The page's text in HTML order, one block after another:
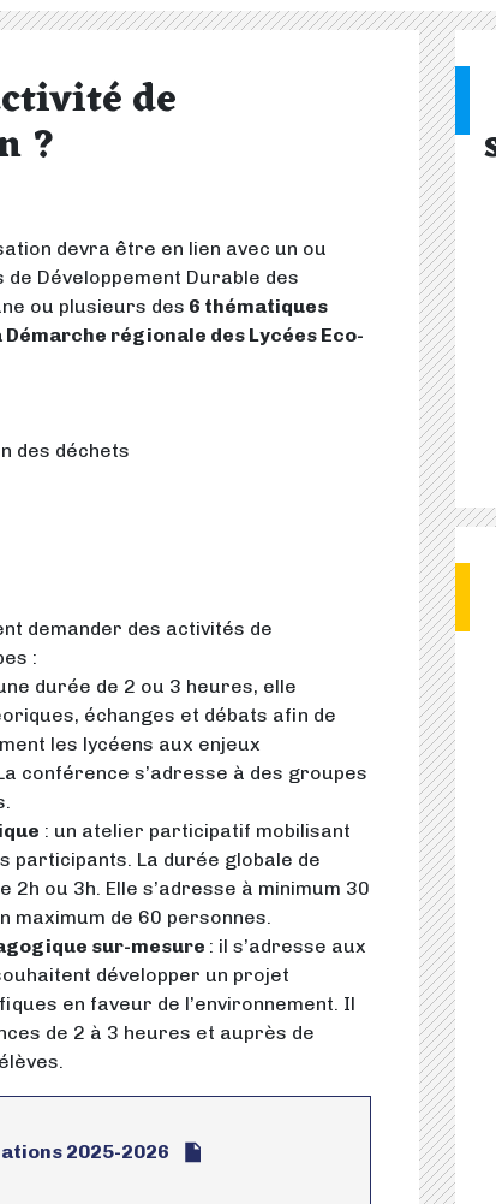
de
?
devra être en lien avec un ou
Développement Durable des
ou plusieurs des 6 thématiques
régionale des Lycées Eco-
des déchets
demander des activités de
:
durée de 2 ou 3 heures, elle
échanges et débats afin de
les lycéens aux enjeux
conférence s’adresse à des groupes
: un atelier participatif mobilisant
participants. La durée globale de
ou 3h. Elle s’adresse à minimum 30
maximum de 60 personnes.
sur-mesure : il s’adresse aux
développer un projet
en faveur de l’environnement. Il
de 2 à 3 heures et auprès de
2025-2026